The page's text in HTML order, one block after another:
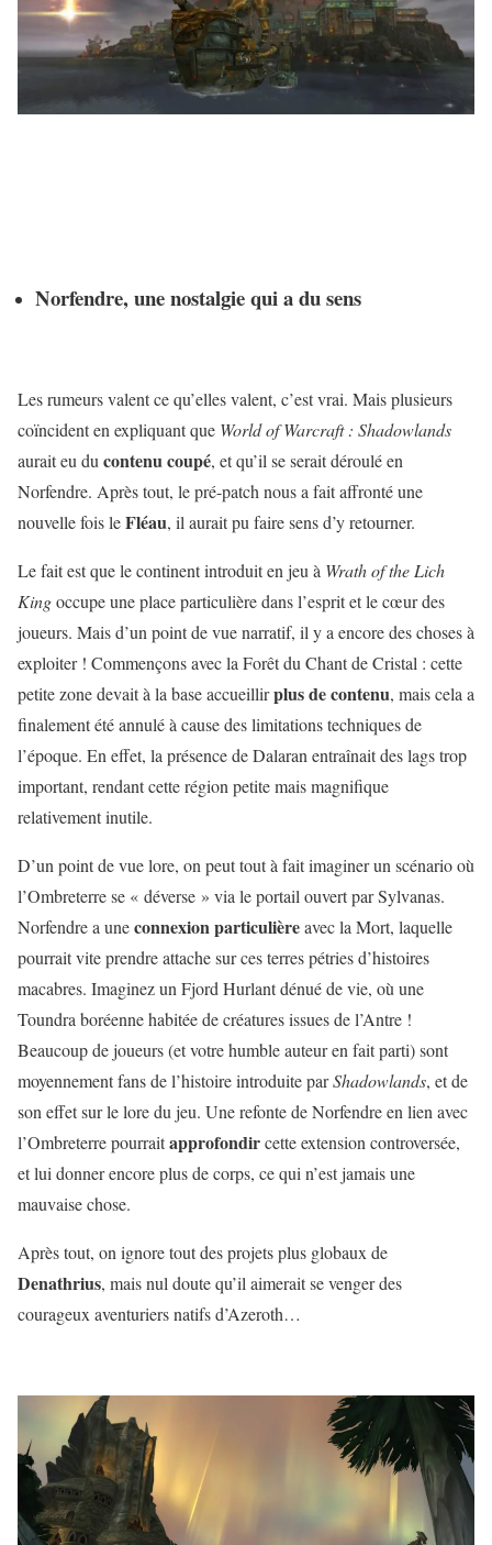
Norfendre, une nostalgie qui a du sens
Les rumeurs valent ce qu’elles valent, c’est vrai. Mais plusieurs
coïncident en expliquant que World of Warcraft : Shadowlands
aurait eu ducontenucoupé, et qu’il se serait déroulé en
Norfendre. Après tout, le pré-patch nous a fait affronté une
nouvelle fois leFléau, il aurait pu faire sens d’y retourner.
Le fait est que le continent introduit en jeu à Wrath of the Lich
Kingoccupe une place particulière dans l’esprit et le cœur des
joueurs. Mais d’un point de vue narratif, il y a encore des choses à
exploiter ! Commençons avec la Forêt du Chant de Cristal : cette
petite zone devait à la base accueillirplus de contenu, mais cela a
finalement été annulé à cause des limitations techniques de
l’époque. En effet, la présence de Dalaran entraînait des lags trop
important, rendant cette région petite mais magnifique
relativement inutile.
D’un point de vue lore, on peut tout à fait imaginer un scénario où
l’Ombreterre se « déverse » via le portail ouvert par Sylvanas.
Norfendre a uneconnexionparticulièreavec la Mort, laquelle
pourrait vite prendre attache sur ces terres pétries d’histoires
macabres. Imaginez un Fjord Hurlant dénué de vie, où une
Toundra boréenne habitée de créatures issues de l’Antre !
Beaucoup de joueurs (et votre humble auteur en fait parti) sont
moyennement fans de l’histoire introduite parShadowlands, et de
son effet sur le lore du jeu. Une refonte de Norfendre en lien avec
l’Ombreterre pourraitapprofondircette extension controversée,
et lui donner encore plus de corps, ce qui n’est jamais une
mauvaise chose.
Après tout, on ignore tout des projets plus globaux de
Denathrius, mais nul doute qu’il aimerait se venger des
courageux aventuriers natifs d’Azeroth…